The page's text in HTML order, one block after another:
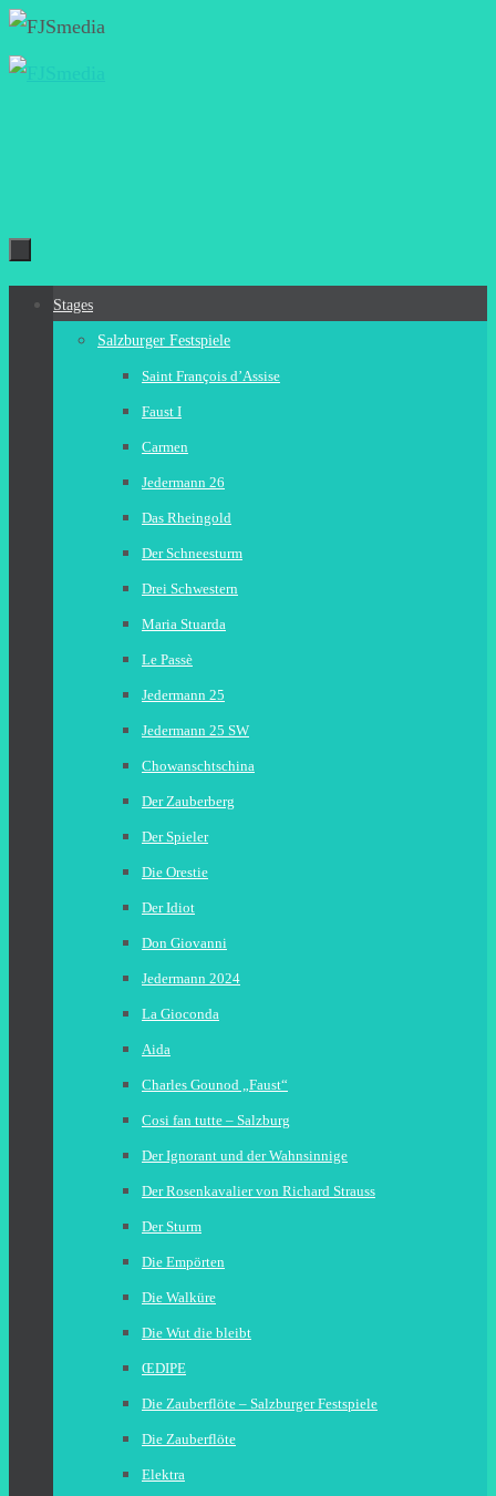
Zum
Inhalt
Zum
Stages
Salzburger Festspiele
Saint François d’Assise
Faust I
Carmen
Jedermann 26
Das Rheingold
Der Schneesturm
Drei Schwestern
Maria Stuarda
Le Passè
Jedermann 25
Jedermann 25 SW
Chowanschtschina
Der Zauberberg
Der Spieler
Die Orestie
Der Idiot
Don Giovanni
Jedermann 2024
La Gioconda
Aida
Charles Gounod „Faust“
Cosi fan tutte – Salzburg
Der Ignorant und der Wahnsinnige
Der Rosenkavalier von Richard Strauss
Der Sturm
Die Empörten
Die Walküre
Die Wut die bleibt
ŒDIPE
Die Zauberflöte – Salzburger Festspiele
Die Zauberflöte
Elektra